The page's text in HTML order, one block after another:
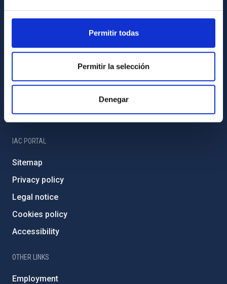
Permitir todas
Permitir la selección
Denegar
Gender equality and diversity
Environment and Sustainability
Forever IAC
External funding
Severo Ochoa Programme
IAC Friends
IAC PORTAL
Sitemap
Privacy policy
Legal notice
Cookies policy
Accessibility
OTHER LINKS
Employment